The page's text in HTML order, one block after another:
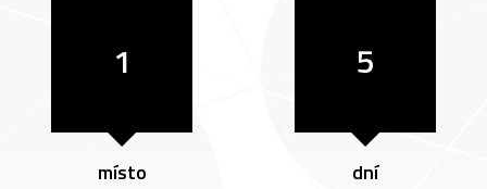
1
místo
5
dní